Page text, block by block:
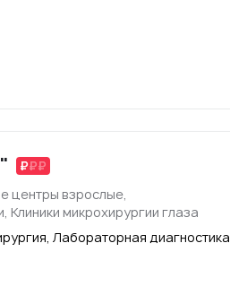
центры взрослые,
Клиники микрохирургии глаза
Лабораторная диагностика